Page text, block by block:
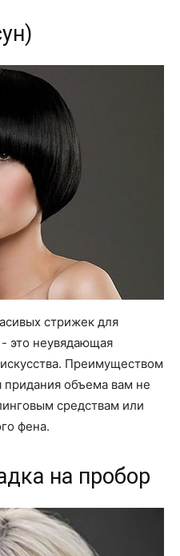
стрижек для
- это неувядающая
Преимуществом
придания объема вам не
средствам или
фена.
на пробор